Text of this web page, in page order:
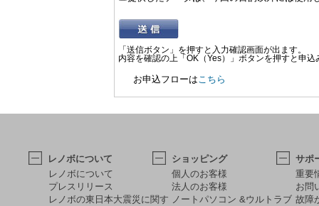
「送信ボタン」を押すと入力確認画面が出ます。
内容を確認の上「OK（Yes）」ボタンを押すと申込
お申込フローはこちら
レノボについて
レノボについて
プレスリリース
レノボの東日本大震災に関す
ショッピング
個人のお客様
法人のお客様
ノートパソコン &ウルトラブ
サポ
重要
お問
故障